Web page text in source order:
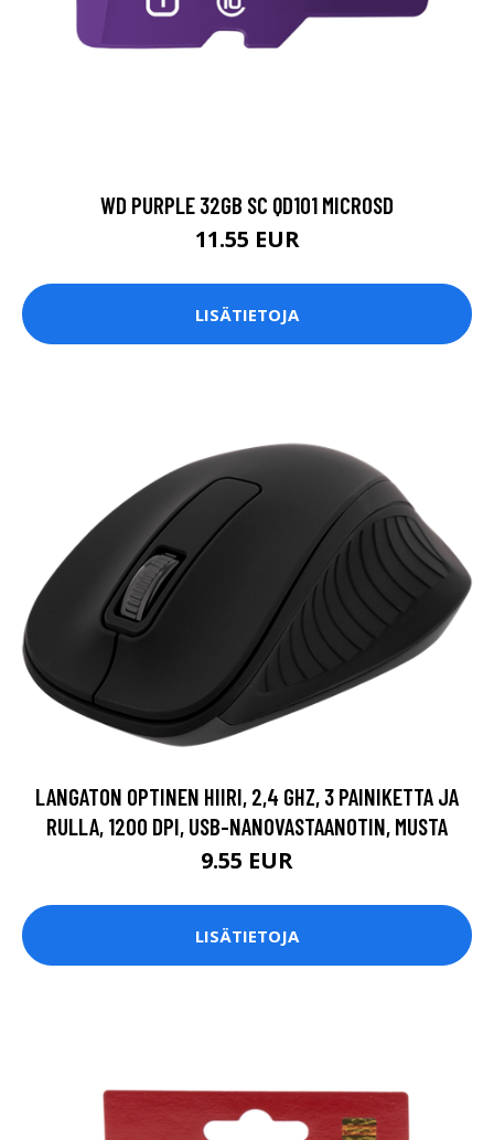
WD PURPLE 32GB SC QD101 MICROSD
11.55 EUR
LISÄTIETOJA
LANGATON OPTINEN HIIRI, 2,4 GHZ, 3 PAINIKETTA JA
RULLA, 1200 DPI, USB-NANOVASTAANOTIN, MUSTA
9.55 EUR
LISÄTIETOJA